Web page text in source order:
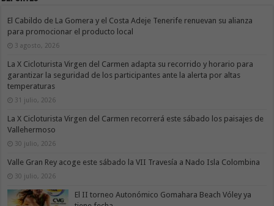
El Cabildo de La Gomera y el Costa Adeje Tenerife renuevan su alianza
para promocionar el producto local
3 agosto, 2026
La X Cicloturista Virgen del Carmen adapta su recorrido y horario para
garantizar la seguridad de los participantes ante la alerta por altas
temperaturas
31 julio, 2026
La X Cicloturista Virgen del Carmen recorrerá este sábado los paisajes de
Vallehermoso
30 julio, 2026
Valle Gran Rey acoge este sábado la VII Travesía a Nado Isla Colombina
30 julio, 2026
El II torneo Autonómico Gomahara Beach Vóley ya